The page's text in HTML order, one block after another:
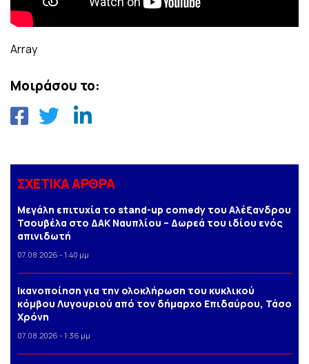
Array
Μοιράσου το:
ΣΧΕΤΙΚΑ ΑΡΘΡΑ
Μεγάλη επιτυχία το stand-up comedy του Αλέξανδρου
Τσουβέλα στο ΔΑΚ Ναυπλίου – Δωρεά του ιδίου ενός
απινιδωτή
07.08.2026 - 1:40 μμ
Iκανοποίηση για την ολοκλήρωση του κυκλικού
κόμβου Λυγουριού από τον δήμαρχο Επιδαύρου, Τάσο
Χρόνη
07.08.2026 - 1:36 μμ